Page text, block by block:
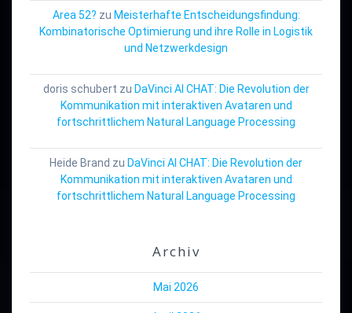
Area 52? zu Meisterhafte Entscheidungsfindung:
Kombinatorische Optimierung und ihre Rolle in Logistik
und Netzwerkdesign
doris schubert zu DaVinci AI CHAT: Die Revolution der
Kommunikation mit interaktiven Avataren und
fortschrittlichem Natural Language Processing
Heide Brand zu DaVinci AI CHAT: Die Revolution der
Kommunikation mit interaktiven Avataren und
fortschrittlichem Natural Language Processing
Archiv
Mai 2026